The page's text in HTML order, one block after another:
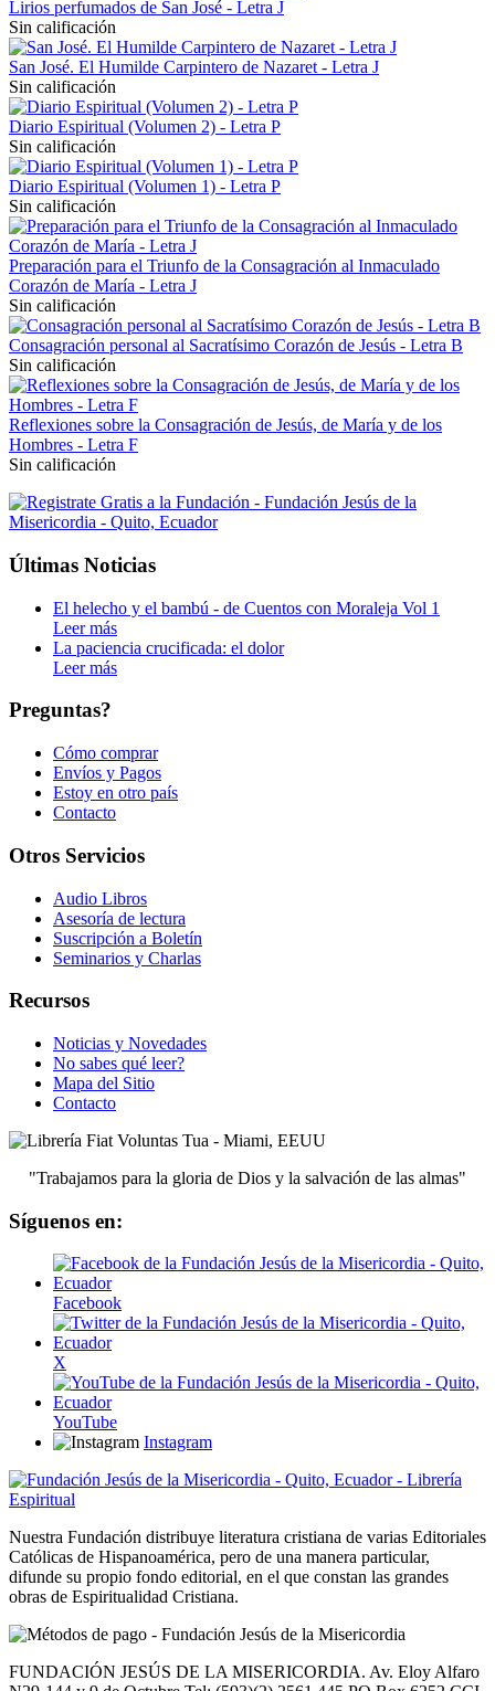
Lirios perfumados de San José - Letra J
Sin calificación
San José. El Humilde Carpintero de Nazaret - Letra J
Sin calificación
Diario Espiritual (Volumen 2) - Letra P
Sin calificación
Diario Espiritual (Volumen 1) - Letra P
Sin calificación
Preparación para el Triunfo de la Consagración al Inmaculado
Corazón de María - Letra J
Sin calificación
Consagración personal al Sacratísimo Corazón de Jesús - Letra B
Sin calificación
Reflexiones sobre la Consagración de Jesús, de María y de los
Hombres - Letra F
Sin calificación
Últimas Noticias
El helecho y el bambú - de Cuentos con Moraleja Vol 1
Leer más
La paciencia crucificada: el dolor
Leer más
Preguntas?
Cómo comprar
Envíos y Pagos
Estoy en otro país
Contacto
Otros Servicios
Audio Libros
Asesoría de lectura
Suscripción a Boletín
Seminarios y Charlas
Recursos
Noticias y Novedades
No sabes qué leer?
Mapa del Sitio
Contacto
"Trabajamos para la gloria de Dios y la salvación de las almas"
Síguenos en:
Facebook
X
YouTube
Instagram
Nuestra Fundación distribuye literatura cristiana de varias Editoriales
Católicas de Hispanoamérica, pero de una manera particular,
difunde su propio fondo editorial, en el que constan las grandes
obras de Espiritualidad Cristiana.
FUNDACIÓN JESÚS DE LA MISERICORDIA. Av. Eloy Alfaro